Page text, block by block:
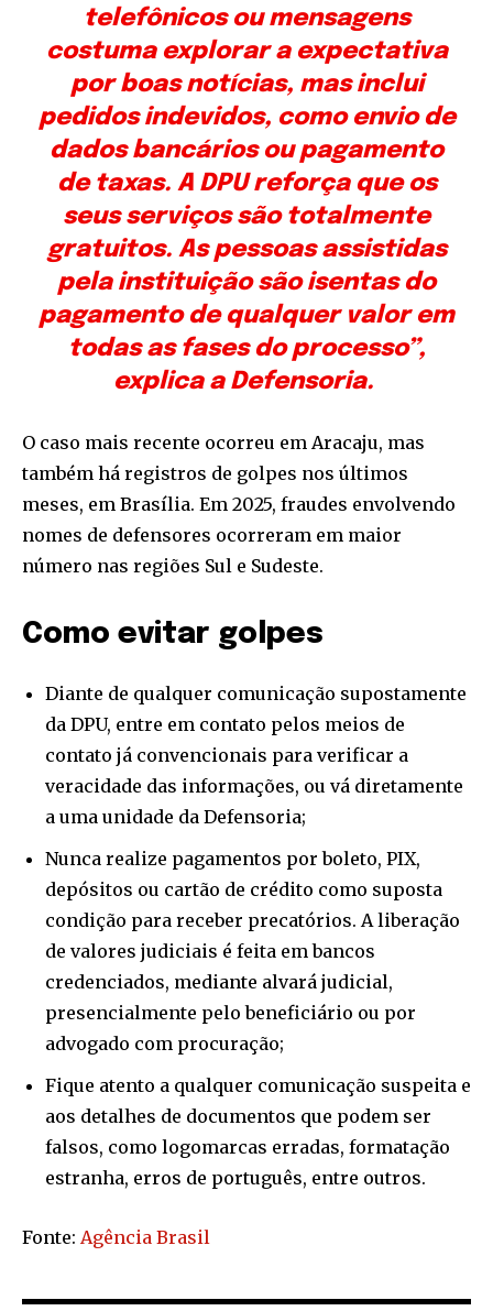
telefônicos ou mensagens
costuma explorar a expectativa
por boas notícias, mas inclui
pedidos indevidos, como envio de
dados bancários ou pagamento
de taxas. A DPU reforça que os
seus serviços são totalmente
gratuitos. As pessoas assistidas
pela instituição são isentas do
pagamento de qualquer valor em
todas as fases do processo”,
explica a Defensoria.
O caso mais recente ocorreu em Aracaju, mas
também há registros de golpes nos últimos
meses, em Brasília. Em 2025, fraudes envolvendo
nomes de defensores ocorreram em maior
número nas regiões Sul e Sudeste.
Como evitar golpes
Diante de qualquer comunicação supostamente
da DPU, entre em contato pelos meios de
contato já convencionais para verificar a
veracidade das informações, ou vá diretamente
a uma unidade da Defensoria;
Nunca realize pagamentos por boleto, PIX,
depósitos ou cartão de crédito como suposta
condição para receber precatórios. A liberação
de valores judiciais é feita em bancos
credenciados, mediante alvará judicial,
presencialmente pelo beneficiário ou por
advogado com procuração;
Fique atento a qualquer comunicação suspeita e
aos detalhes de documentos que podem ser
falsos, como logomarcas erradas, formatação
estranha, erros de português, entre outros.
Fonte: Agência Brasil